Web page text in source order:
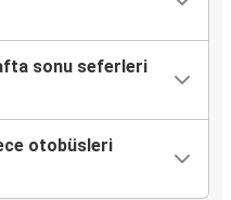
sonu seferleri
otobüsleri